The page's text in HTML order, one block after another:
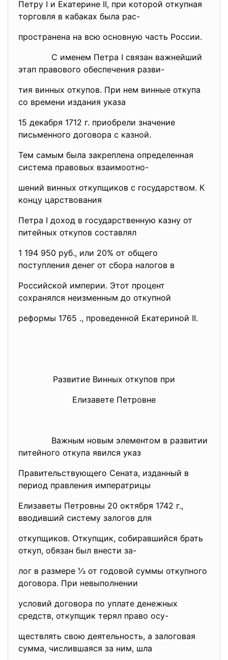
Петру I и Екатерине II, при которой откупная
торговля в кабаках была рас-
пространена на всю основную часть России.
С именем Петра I связан важнейший
этап правового обеспечения разви-
тия винных откупов. При нем винные откупа
со времени издания указа
15 декабря 1712 г. приобрели значение
письменного договора с казной.
Тем самым была закреплена определенная
система правовых взаимоотно-
шений винных откупщиков с государством. К
концу царствования
Петра I доход в государственную казну от
питейных откупов составлял
1 194 950 руб., или 20% от общего
поступления денег от сбора налогов в
Российской империи. Этот процент
сохранялся неизменным до откупной
реформы 1765 ., проведенной Екатериной II.
Развитие Винных откупов при
Елизавете Петровне
Важным новым элементом в развитии
питейного откупа явился указ
Правительствующего Сената, изданный в
период правления императрицы
Елизаветы Петровны 20 октября 1742 г.,
вводивший систему залогов для
откупщиков. Откупщик, собиравшийся брать
откуп, обязан был внести за-
лог в размере ⅓ от годовой суммы откупного
договора. При невыполнении
условий договора по уплате денежных
средств, откупщик терял право осу-
ществлять свою деятельность, а залоговая
сумма, числившаяся за ним, шла